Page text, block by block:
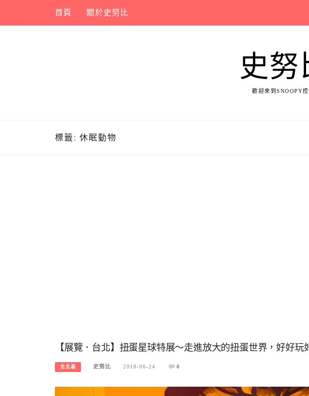
content
首頁 關於史努比
史努
歡迎來到SNOOPY
標籤: 休眠動物
【展覽．台北】扭蛋星球特展～走進放大的扭蛋世界，好好玩
北北基 史努比 2018-06-24 0